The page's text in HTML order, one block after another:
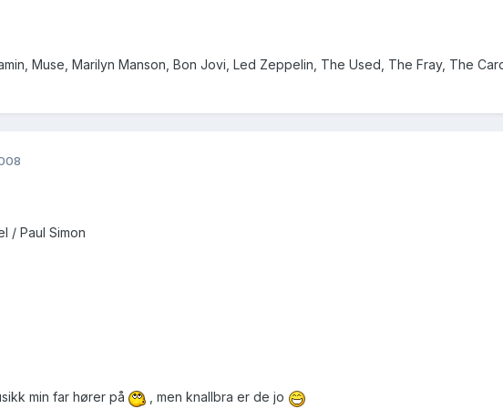
Muse, Marilyn Manson, Bon Jovi, Led Zeppelin, The Used, The Fray, The
/ Paul Simon
min far hører på , men knallbra er de jo